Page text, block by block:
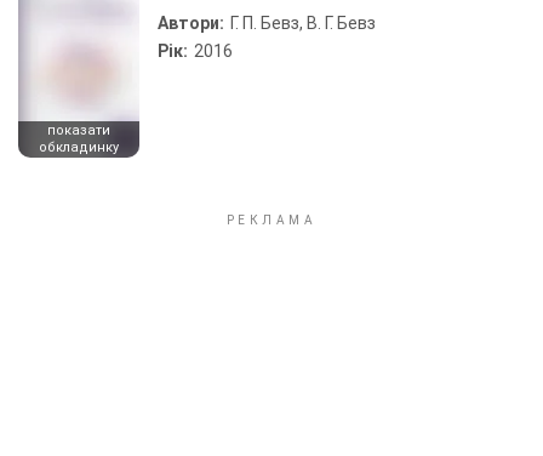
показати
обкладинку
Автори: Г. П. Бевз, В. Г. Бевз
Рік: 2016